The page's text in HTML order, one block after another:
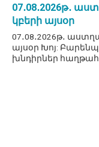
07․08․2026թ․
կբերի այսօր
07․08․2026թ․
այսօր Խոյ:
խնդիրներ